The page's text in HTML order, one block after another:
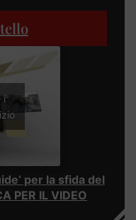
i
per la sfida del
PER IL VIDEO